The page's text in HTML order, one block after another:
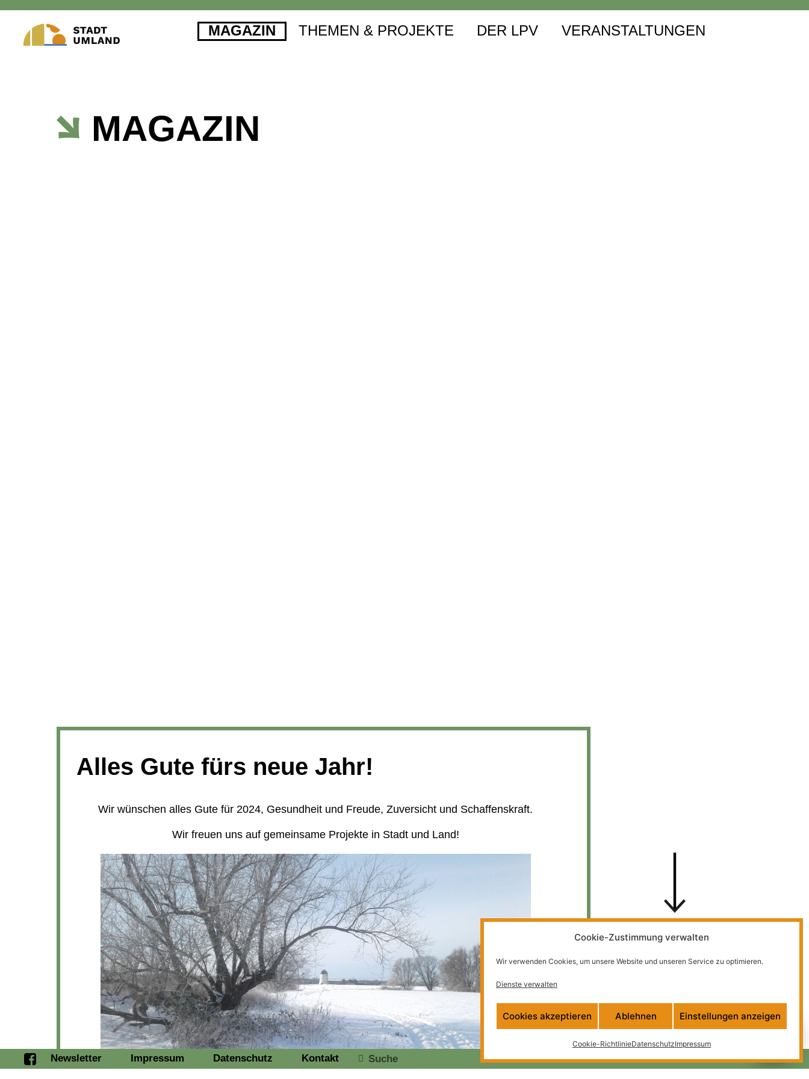
Cookie-Zustimmung verwalten
Wir verwenden Cookies, um unsere Website und unseren Service zu optimieren.
Dienste verwalten
Cookies akzeptieren Ablehnen Einstellungen anzeigen
Cookie-RichtlinieDatenschutzImpressum
MAGAZIN THEMEN & PROJEKTE DER LPV VERANSTALTUNGEN
MAGAZIN
Alles Gute fürs neue Jahr!
Wir wünschen alles Gute für 2024, Gesundheit und Freude, Zuversicht und Schaffenskraft.
Wir freuen uns auf gemeinsame Projekte in Stadt und Land!
Newsletter Impressum Datenschutz Kontakt